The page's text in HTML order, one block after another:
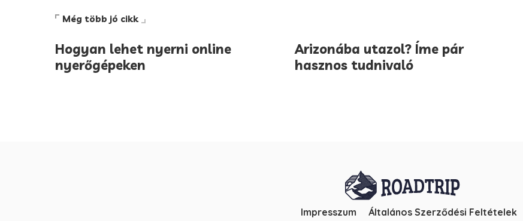
Még több jó cikk
Hogyan lehet nyerni online
nyerőgépeken
Arizonába utazol? Íme pár
hasznos tudnivaló
Impresszum Általános Szerződési Feltételek